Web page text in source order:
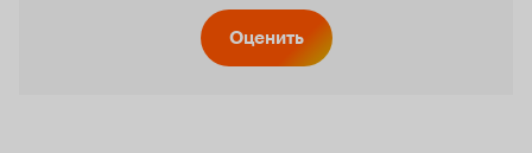
Оценить